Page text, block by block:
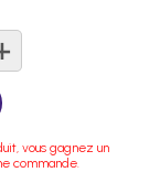
vous gagnez un
commande.